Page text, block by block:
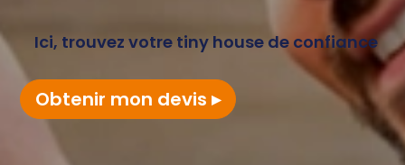
Ici, trouvez votre tiny house de confiance
Obtenir mon devis